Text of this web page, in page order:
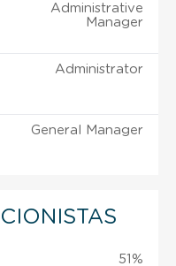
Administrative
Manager
Administrator
General Manager
51%